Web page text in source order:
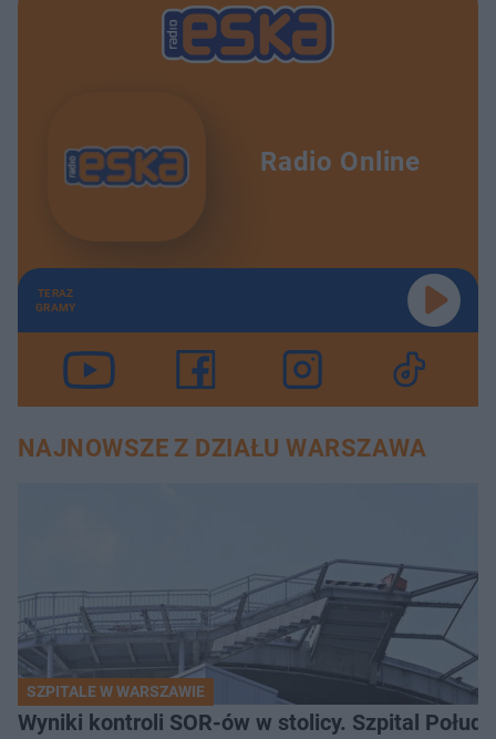
Radio Online
TERAZ
GRAMY
NAJNOWSZE Z DZIAŁU WARSZAWA
SZPITALE W WARSZAWIE
Wyniki kontroli SOR-ów w stolicy. Szpital